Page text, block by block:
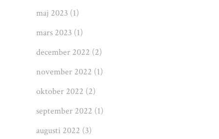
maj 2023 (1)
mars 2023 (1)
december 2022 (2)
november 2022 (1)
oktober 2022 (2)
september 2022 (1)
augusti 2022 (3)